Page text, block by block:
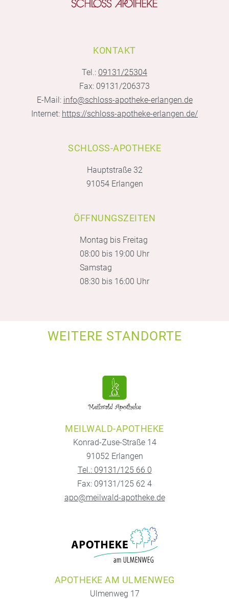
KONTAKT
Tel.: 09131/25304
Fax: 09131/206373
E-Mail: info@schloss-apotheke-erlangen.de
Internet: https://schloss-apotheke-erlangen.de/
SCHLOSS-APOTHEKE
Hauptstraße 32
91054 Erlangen
ÖFFNUNGSZEITEN
Montag bis Freitag
08:00 bis 19:00 Uhr
Samstag
08:30 bis 16:00 Uhr
WEITERE STANDORTE
MEILWALD-APOTHEKE
Konrad-Zuse-Straße 14
91052 Erlangen
Tel.: 09131/125 66 0
Fax: 09131/125 62 4
apo@meilwald-apotheke.de
APOTHEKE AM ULMENWEG
Ulmenweg 17